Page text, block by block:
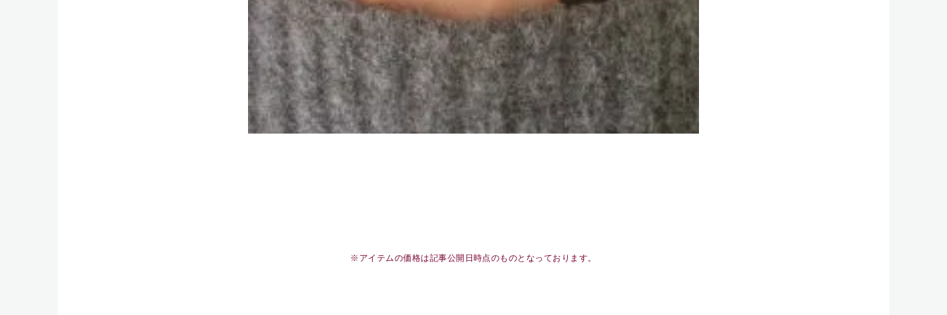
※アイテムの価格は記事公開日時点のものとなっております。